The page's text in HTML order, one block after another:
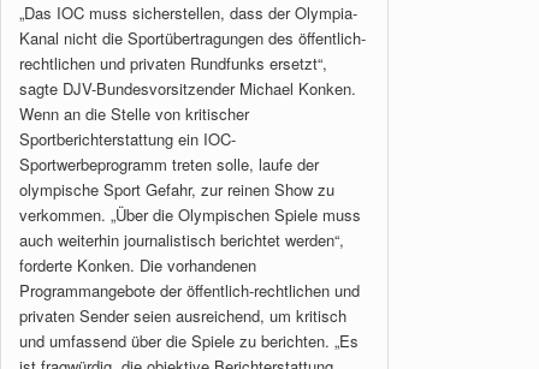
„Das IOC muss sicherstellen, dass der Olympia-
Kanal nicht die Sportübertragungen des öffentlich-
rechtlichen und privaten Rundfunks ersetzt“,
sagte DJV-Bundesvorsitzender Michael Konken.
Wenn an die Stelle von kritischer
Sportberichterstattung ein IOC-
Sportwerbeprogramm treten solle, laufe der
olympische Sport Gefahr, zur reinen Show zu
verkommen. „Über die Olympischen Spiele muss
auch weiterhin journalistisch berichtet werden“,
forderte Konken. Die vorhandenen
Programmangebote der öffentlich-rechtlichen und
privaten Sender seien ausreichend, um kritisch
und umfassend über die Spiele zu berichten. „Es